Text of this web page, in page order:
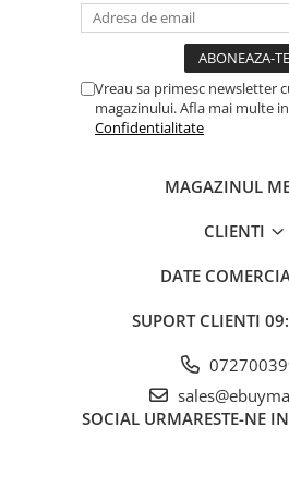
Balonul se livreaza neumflat.
Setul contine un pai transparent
Poate fi umflat cu aer sau heliu.
Alege baloanele pentru a transforma
Vreau sa primesc newsletter
magazinului. Afla mai multe in
Confidentialitate
MAGAZINUL
CLIENTI
DATE
SUPORT CLIENTI
SOCIAL URMARESTE-NE